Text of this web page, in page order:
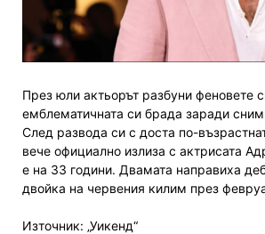
През юли актьорът разбуни феновете
емблематичната си брада заради
След развода си с доста по-
вече официално излиза с актрисата
е на 33 години. Двамата направиха
двойка на червения килим през
Източник: „Уикенд“